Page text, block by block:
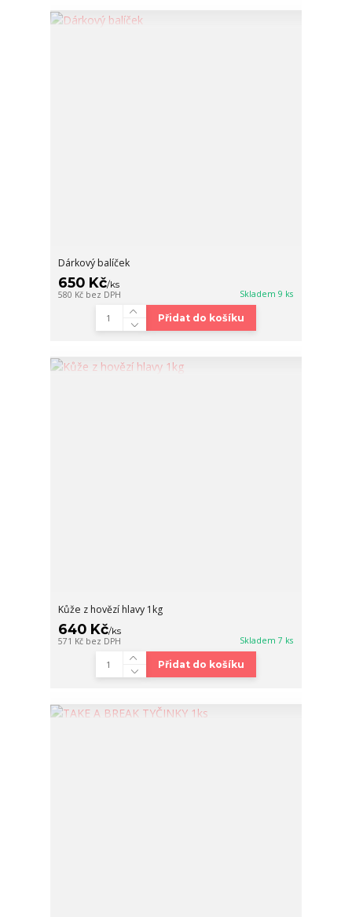
Dárkový balíček
650 Kč/ks
580 Kč bez DPH Skladem 9 ks
Přidat do košíku
Kůže z hovězí hlavy 1kg
640 Kč/ks
571 Kč bez DPH Skladem 7 ks
Přidat do košíku